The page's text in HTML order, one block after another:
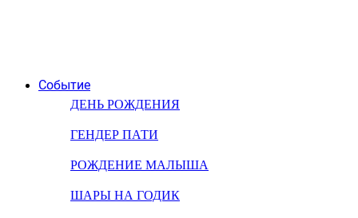
Событие
ДЕНЬ РОЖДЕНИЯ
ГЕНДЕР ПАТИ
РОЖДЕНИЕ МАЛЫША
ШАРЫ НА ГОДИК